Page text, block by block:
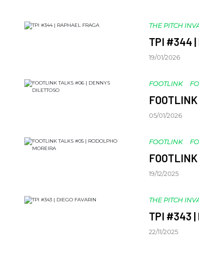
THE PITCH
TPI #344 |
19/01/2026
FOOTLINK
05/01/2026
FOOTLINK
19/12/2025
THE PITCH
TPI #343 |
22/11/2025